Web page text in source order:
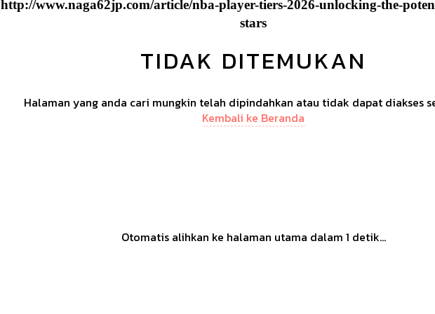
http://www.naga62jp.com/article/nba-player-tiers-2026-unlocking-the-
stars
TIDAK DITEMUKAN
Halaman yang anda cari mungkin telah dipindahkan atau tidak dapat diakses
Kembali ke Beranda
Otomatis alihkan ke halaman utama dalam 1 detik...